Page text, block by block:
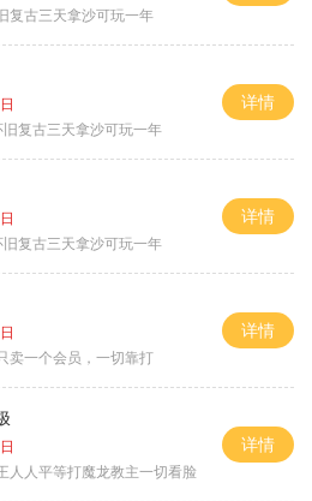
复古三天拿沙可玩一年
旧复古三天拿沙可玩一年
详情
复古三天拿沙可玩一年
详情
个会员，一切靠打
详情
人人平等打魔龙教主一切看脸
详情